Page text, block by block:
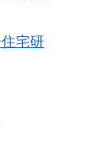
宅研